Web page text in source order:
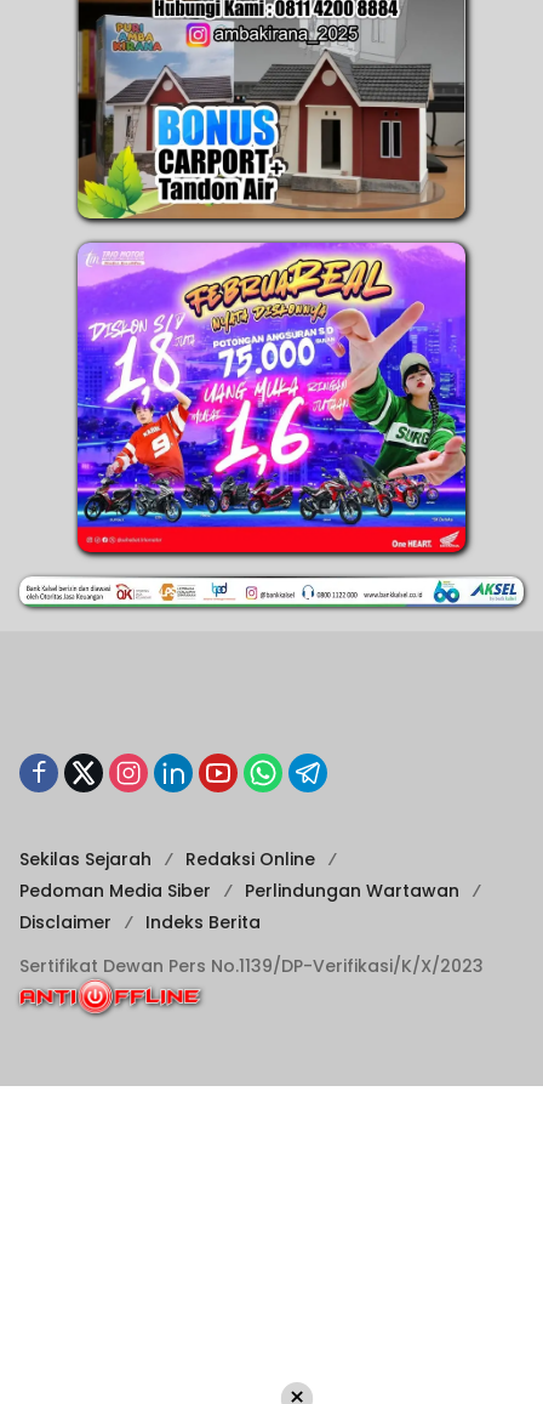
Sekilas Sejarah
Redaksi Online
Pedoman Media Siber
Perlindungan Wartawan
Disclaimer
Indeks Berita
Sertifikat Dewan Pers No.1139/DP-Verifikasi/K/X/2023